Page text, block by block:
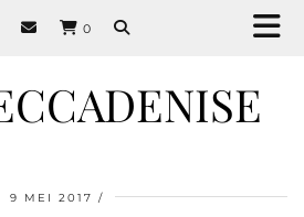
0
9 MEI 2017